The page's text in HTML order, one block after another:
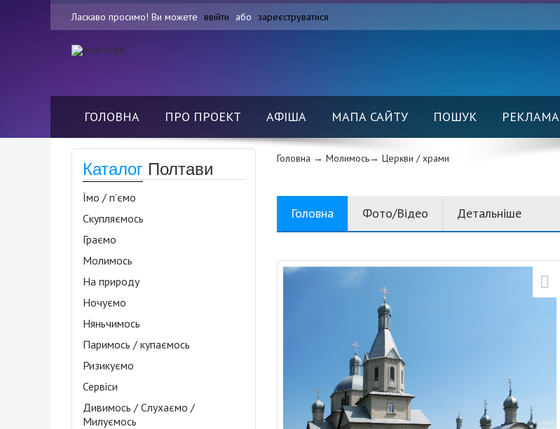
Ласкаво просимо! Ви можете ввійти або зареєструватися
ГОЛОВНА ПРО ПРОЕКТ АФІША МАПА САЙТУ ПОШУК РЕКЛАМА
Каталог Полтави
Їмо / п’ємо
Скупляємось
Граємо
Молимось
На природу
Ночуємо
Няньчимось
Паримось / купаємось
Ризикуємо
Сервіси
Дивимось / Слухаємо /
Милуємось
Головна → Молимось→ Церкви / храми
Головна Фото/Відео Детальніше